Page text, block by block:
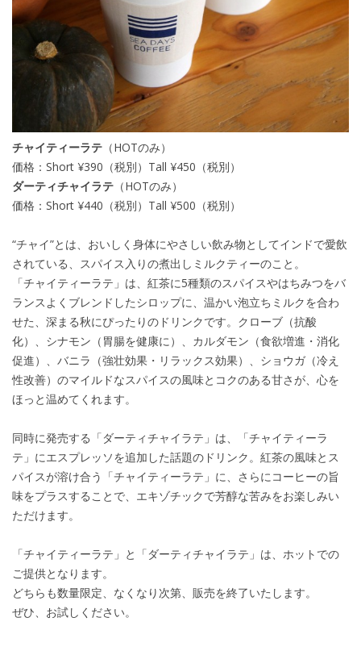
チャイティーラテ （HOTのみ）
価格：Short ¥390（税別）Tall ¥450（税別）
ダーティチャイラテ （HOTのみ）
価格：Short ¥440（税別）Tall ¥500（税別）
“チャイ”とは、おいしく身体にやさしい飲み物としてインドで愛飲
されている、スパイス入りの煮出しミルクティーのこと。
「チャイティーラテ」は、紅茶に5種類のスパイスやはちみつをバ
ランスよくブレンドしたシロップに、温かい泡立ちミルクを合わ
せた、深まる秋にぴったりのドリンクです。クローブ（抗酸
化）、シナモン（胃腸を健康に）、カルダモン（食欲増進・消化
促進）、バニラ（強壮効果・リラックス効果）、ショウガ（冷え
性改善）のマイルドなスパイスの風味とコクのある甘さが、心を
ほっと温めてくれます。
同時に発売する「ダーティチャイラテ」は、「チャイティーラ
テ」にエスプレッソを追加した話題のドリンク。紅茶の風味とス
パイスが溶け合う「チャイティーラテ」に、さらにコーヒーの旨
味をプラスすることで、エキゾチックで芳醇な苦みをお楽しみい
ただけます。
「チャイティーラテ」と「ダーティチャイラテ」は、ホットでの
ご提供となります。
どちらも数量限定、なくなり次第、販売を終了いたします。
ぜひ、お試しください。